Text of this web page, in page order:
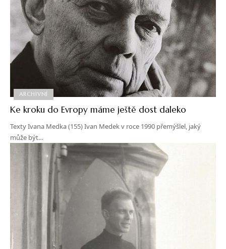
ARCHIVNÍ
Ke kroku do Evropy máme ještě dost daleko
Texty Ivana Medka (155) Ivan Medek v roce 1990 přemýšlel, jaký
může být…